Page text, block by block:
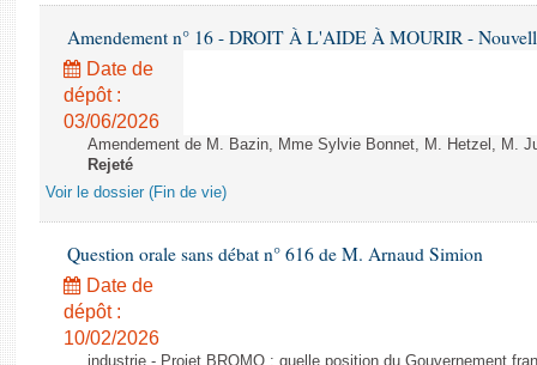
Amendement n° 16 - DROIT À L'AIDE À MOURIR -
Date de
dépôt :
03/06/2026
Amendement de M. Bazin, Mme Sylvie Bonnet, M. Hetzel, M.
Rejeté
Voir le dossier (Fin de vie)
Question orale sans débat n° 616 de M. Arnaud Simion
Date de
dépôt :
10/02/2026
industrie - Projet BROMO : quelle position du Gouvernement